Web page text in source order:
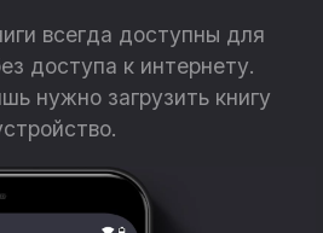
всегда доступны для
доступа к интернету.
нужно загрузить книгу